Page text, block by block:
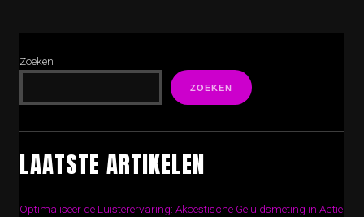
Zoeken
ZOEKEN
LAATSTE ARTIKELEN
Optimaliseer de Luisterervaring: Akoestische Geluidsmeting in Actie